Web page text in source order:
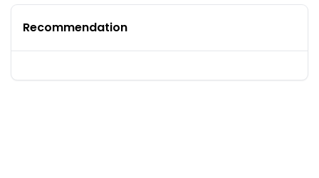
Recommendation